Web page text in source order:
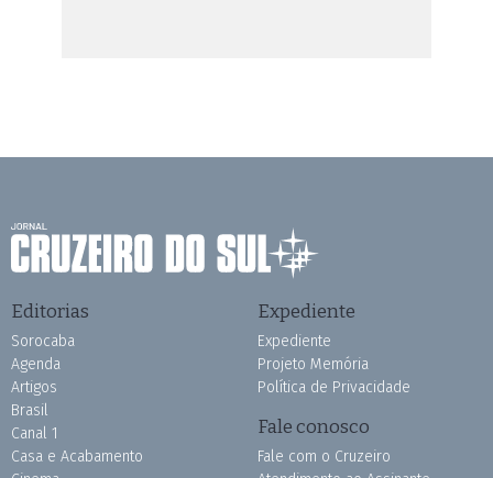
Editorias
Sorocaba
Agenda
Artigos
Brasil
Canal 1
Casa e Acabamento
Expediente
Expediente
Projeto Memória
Política de Privacidade
Fale conosco
Fale com o Cruzeiro